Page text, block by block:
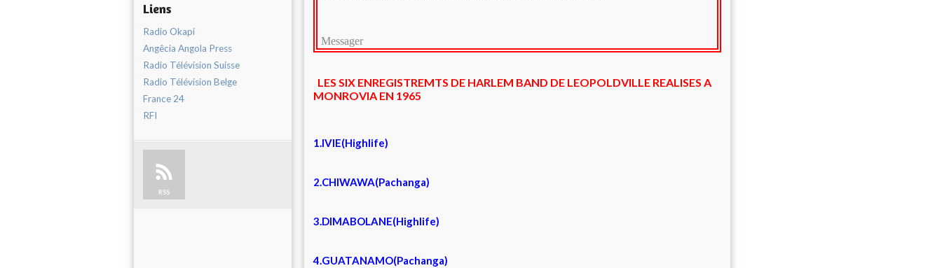
Liens
Radio Okapi
Angêcia Angola Press
Radio Télévision Suisse
Radio Télévision Belge
France 24
RFI
RSS
Messager
LES SIX ENREGISTREMTS DE HARLEM BAND DE LEOPOLDVILLE REALISES A
MONROVIA EN 1965
1.IVIE(Highlife)
2.CHIWAWA(Pachanga)
3.DIMABOLANE(Highlife)
4.GUATANAMO(Pachanga)